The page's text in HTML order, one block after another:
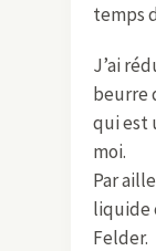
temps
J’ai
beurre
qui est
moi.
Par
liquide
Felder.